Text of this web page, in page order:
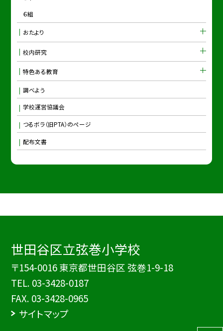
６組
おたより
校内研究
特色ある教育
調べよう
学校運営協議会
つるボラ（旧PTA）のページ
配布文書
世田谷区立弦巻小学校
〒154-0016 東京都世田谷区 弦巻1-9-18
TEL. 03-3428-0187
FAX. 03-3428-0965
サイトマップ